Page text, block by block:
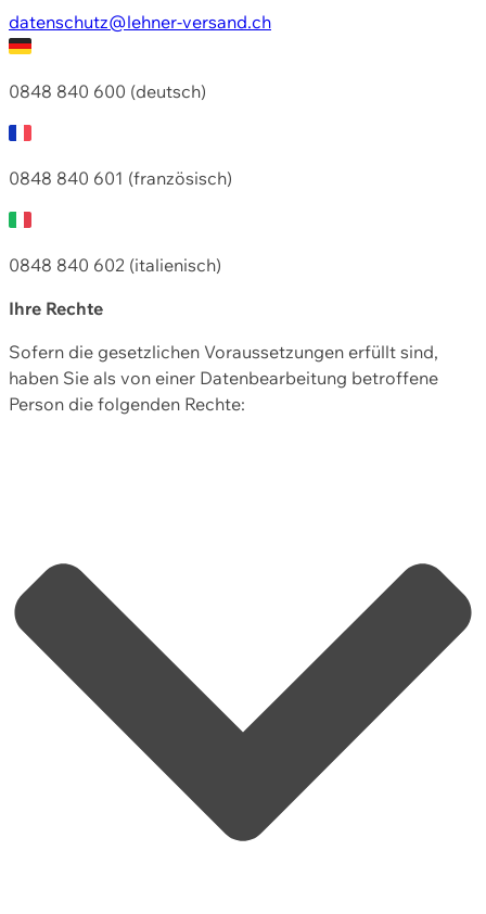
datenschutz@lehner-versand.ch
0848 840 600 (deutsch)
0848 840 601 (französisch)
0848 840 602 (italienisch)
Ihre Rechte
Sofern die gesetzlichen Voraussetzungen erfüllt sind,
haben Sie als von einer Datenbearbeitung betroffene
Person die folgenden Rechte: